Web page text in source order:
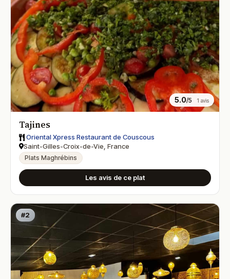
5.0/5 1 avis
Tajines
Oriental Xpress Restaurant de Couscous
Saint-Gilles-Croix-de-Vie, France
Plats Maghrébins
Les avis de ce plat
#2